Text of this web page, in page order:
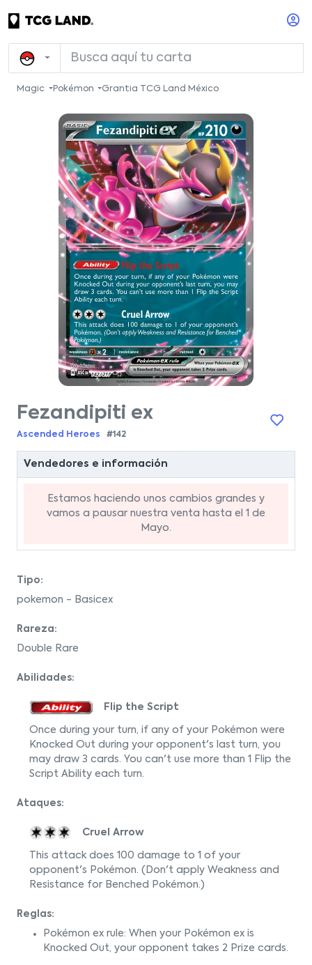
Magic Pokémon Grantia TCG Land México
Fezandipiti ex
Ascended Heroes #142
Vendedores e información
Estamos haciendo unos cambios grandes y
vamos a pausar nuestra venta hasta el 1 de
Mayo.
Tipo:
pokemon - Basicex
Rareza:
Double Rare
Abilidades:
Flip the Script
Once during your turn, if any of your Pokémon were
Knocked Out during your opponent's last turn, you
may draw 3 cards. You can't use more than 1 Flip the
Script Ability each turn.
Ataques:
Cruel Arrow
This attack does 100 damage to 1 of your
opponent's Pokémon. (Don't apply Weakness and
Resistance for Benched Pokémon.)
Reglas:
Pokémon ex rule: When your Pokémon ex is
Knocked Out, your opponent takes 2 Prize cards.